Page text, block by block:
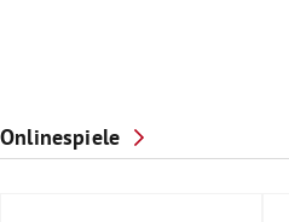
Onlinespiele